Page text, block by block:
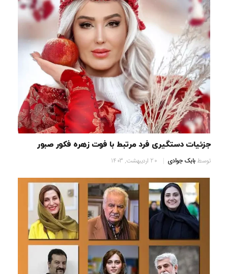
جزئیات دستگیری فرد مرتبط با فوت زهره فکور صبور
توسطبابک جوادی 20 اردیبهشت, 1403